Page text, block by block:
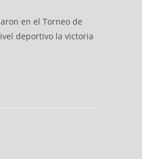
en el Torneo de
deportivo la victoria